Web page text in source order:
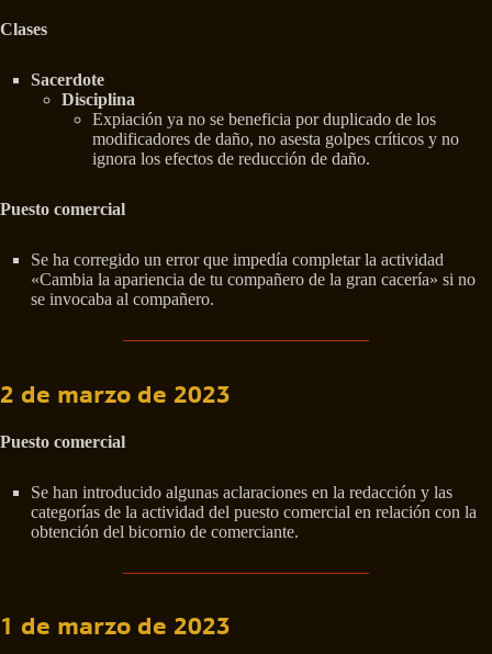
Clases
Sacerdote
Disciplina
Expiación ya no se beneficia por duplicado de los
modificadores de daño, no asesta golpes críticos y no
ignora los efectos de reducción de daño.
Puesto comercial
Se ha corregido un error que impedía completar la actividad
«Cambia la apariencia de tu compañero de la gran cacería» si no
se invocaba al compañero.
2 de marzo de 2023
Puesto comercial
Se han introducido algunas aclaraciones en la redacción y las
categorías de la actividad del puesto comercial en relación con la
obtención del bicornio de comerciante.
1 de marzo de 2023